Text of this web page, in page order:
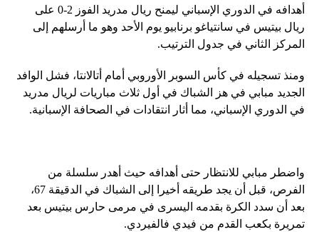
أهدافه في الدوري الإسباني ليمنح ريال مدريد الفوز 2-0 على
ريال بيتيس في سانتياغو برنابيو يوم الأحد وهو ما أرسلهم إلى
المركز الثاني في جدول الترتيب.
ومنذ تسجيله في كأس السوبر الأوروبي أمام أتالانتا، فشل الوافد
الجديد مبابي في هز الشباك في أول ثلاث مباريات لريال مدريد
في الدوري الإسباني، مما أثار انتقادات في الصحافة الإسبانية.
واضطر مبابي للانتظار حتى أهدافه حيث أهدر سلسلة من
الفرص، قبل أن يجد طريقه أخيرا إلى الشباك في الدقيقة 67،
بعد أن سدد الكرة بقدمه اليسرى في مرمى حارس بيتيس بعد
تمريرة بكعب القدم من فيدي فالفيردي.